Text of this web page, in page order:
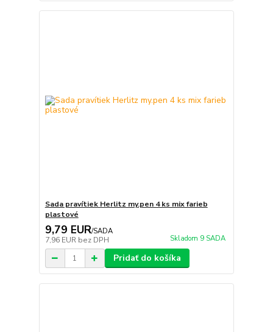
Sada pravítiek Herlitz my.pen 4 ks mix farieb
plastové
9,79 EUR/SADA
7,96 EUR bez DPH Skladom 9 SADA
Pridať do košíka